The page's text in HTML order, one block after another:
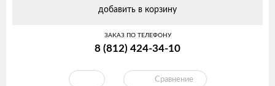
добавить в корзину
ЗАКАЗ ПО ТЕЛЕФОНУ
8 (812) 424-34-10
Сравнение